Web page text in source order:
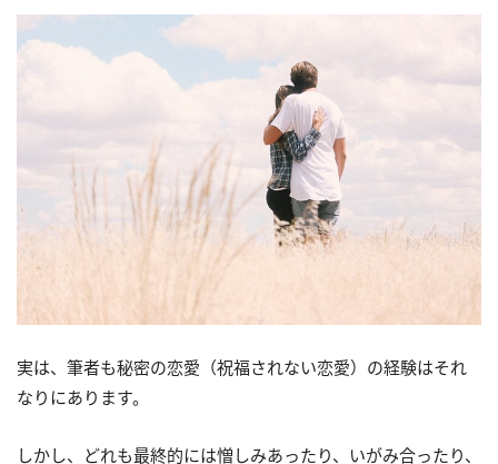
実は、筆者も秘密の恋愛（祝福されない恋愛）の経験はそれ
なりにあります。
しかし、どれも最終的には憎しみあったり、いがみ合ったり、